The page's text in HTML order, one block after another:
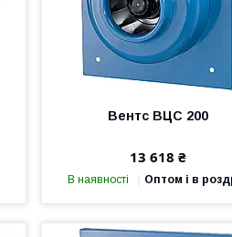
Вентс ВЦС 200
13 618 ₴
В наявності Оптом і в